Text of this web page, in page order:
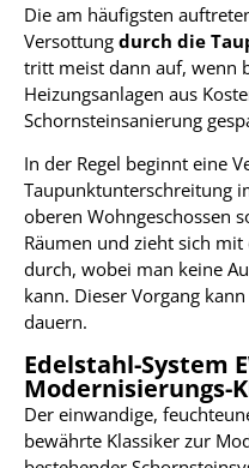
Die am häufigsten
Versottung durch die
tritt meist dann auf, wenn
Heizungsanlagen aus
Schornsteinsanierung
In der Regel beginnt eine
Taupunktunterschreitung
oberen Wohngeschossen
Räumen und zieht sich
durch, wobei man keine
kann. Dieser Vorgang
dauern.
Edelstahl-System
Modernisierungs-
Der einwandige,
bewährte Klassiker zur